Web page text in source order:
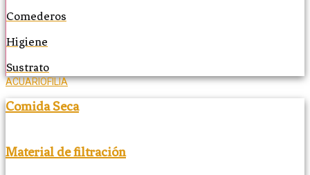
Comederos
Higiene
Sustrato
ACUARIOFILIA
Comida Seca
Material de filtración